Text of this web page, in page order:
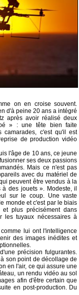
on en croise souvent.
d'à peine 20 ans a intégré
après avoir réalisé deux
» : une tête bien faite
camarades, c'est qu'il est
de production vidéo
l'âge de 10 ans, ce jeune
ses deux passions
Mais ce n'est pas
avec du matériel de
peuvent être vendus à la
des jouets ». Modeste, il
sur le coup. Une vaste
monde et c'est par le biais
et plus précisément dans
les tuyaux nécessaires à
lui ont l'intelligence
des images inédites et
précision fulgurantes.
son point de décollage de
en l'air, ce qui assure une
un rendu vidéo au sol
afin d'être certain que
en post-production. Du